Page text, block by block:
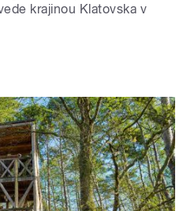
krajinou Klatovska v